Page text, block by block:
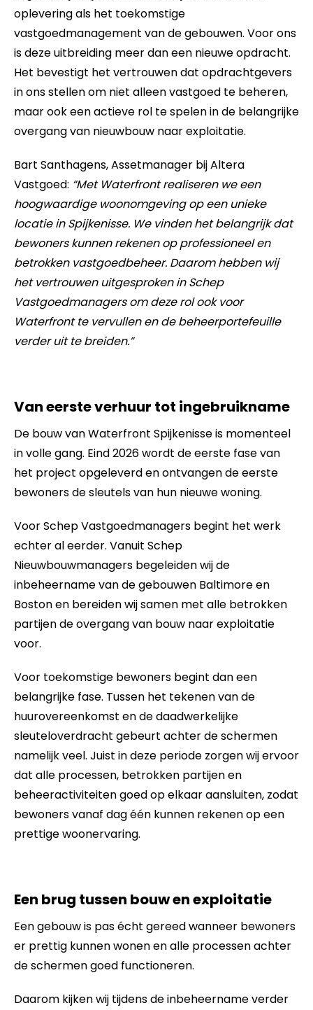
oplevering als het toekomstige
vastgoedmanagement van de gebouwen. Voor ons
is deze uitbreiding meer dan een nieuwe opdracht.
Het bevestigt het vertrouwen dat opdrachtgevers
in ons stellen om niet alleen vastgoed te beheren,
maar ook een actieve rol te spelen in de belangrijke
overgang van nieuwbouw naar exploitatie.
Bart Santhagens, Assetmanager bij Altera
Vastgoed: “Met Waterfront realiseren we een
hoogwaardige woonomgeving op een unieke
locatie in Spijkenisse. We vinden het belangrijk dat
bewoners kunnen rekenen op professioneel en
betrokken vastgoedbeheer. Daarom hebben wij
het vertrouwen uitgesproken in Schep
Vastgoedmanagers om deze rol ook voor
Waterfront te vervullen en de beheerportefeuille
verder uit te breiden.”
Van eerste verhuur tot ingebruikname
De bouw van Waterfront Spijkenisse is momenteel
in volle gang. Eind 2026 wordt de eerste fase van
het project opgeleverd en ontvangen de eerste
bewoners de sleutels van hun nieuwe woning.
Voor Schep Vastgoedmanagers begint het werk
echter al eerder. Vanuit Schep
Nieuwbouwmanagers begeleiden wij de
inbeheername van de gebouwen Baltimore en
Boston en bereiden wij samen met alle betrokken
partijen de overgang van bouw naar exploitatie
voor.
Voor toekomstige bewoners begint dan een
belangrijke fase. Tussen het tekenen van de
huurovereenkomst en de daadwerkelijke
sleuteloverdracht gebeurt achter de schermen
namelijk veel. Juist in deze periode zorgen wij ervoor
dat alle processen, betrokken partijen en
beheeractiviteiten goed op elkaar aansluiten, zodat
bewoners vanaf dag één kunnen rekenen op een
prettige woonervaring.
Een brug tussen bouw en exploitatie
Een gebouw is pas écht gereed wanneer bewoners
er prettig kunnen wonen en alle processen achter
de schermen goed functioneren.
Daarom kijken wij tijdens de inbeheername verder